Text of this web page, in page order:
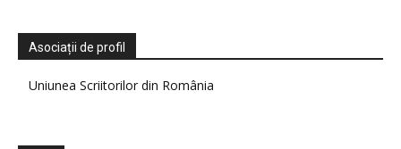
Asociații de profil
Uniunea Scriitorilor din România